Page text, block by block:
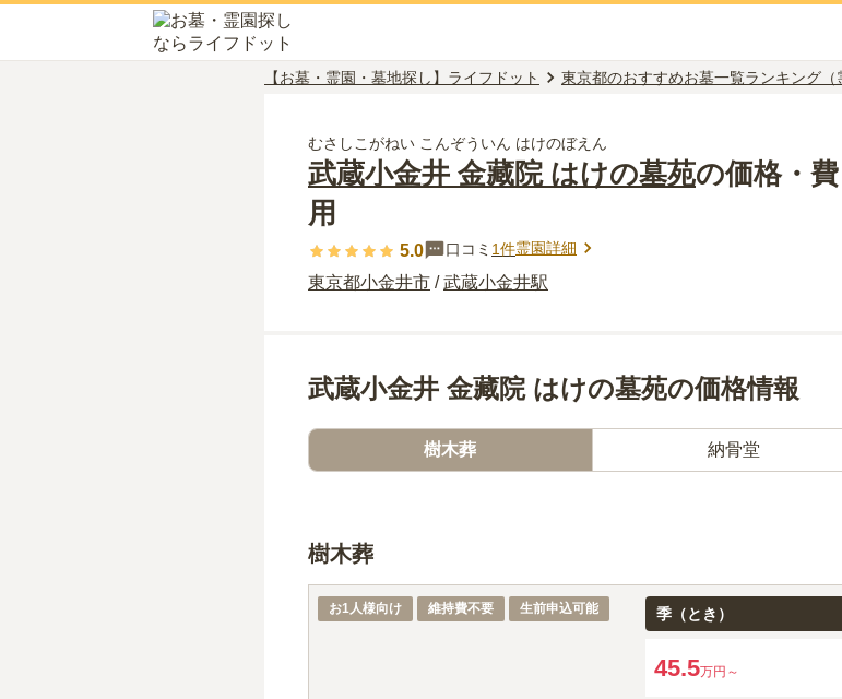
【お墓・霊園・墓地探し】ライフドット 東京都のおすすめお墓一覧ランキング（
むさしこがねい こんぞういん はけのぼえん
武蔵小金井 金藏院 はけの墓苑の価格・費
用
5.0 口コミ 1件霊園詳細
東京都小金井市 /武蔵小金井駅
武蔵小金井 金藏院 はけの墓苑の価格情報
樹木葬 納骨堂
樹木葬
1名あたりの価格
お1人様向け 維持費不要 生前申込可能 季（とき）
45.5万円～